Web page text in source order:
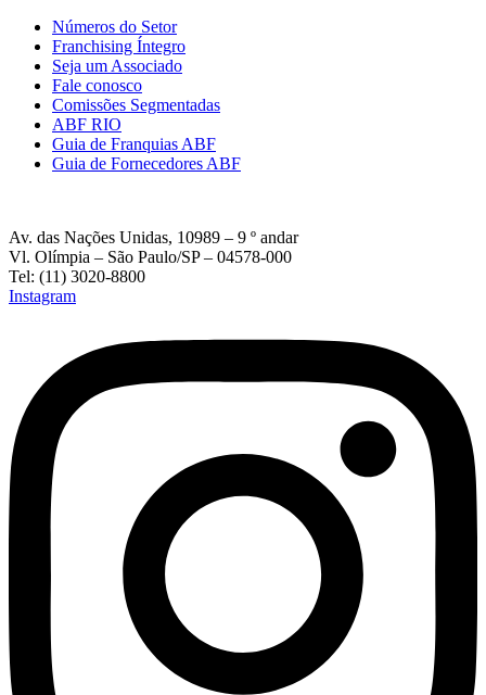
Números do Setor
Franchising Íntegro
Seja um Associado
Fale conosco
Comissões Segmentadas
ABF RIO
Guia de Franquias ABF
Guia de Fornecedores ABF
Av. das Nações Unidas, 10989 – 9 º andar
Vl. Olímpia – São Paulo/SP – 04578-000
Tel: (11) 3020-8800
Instagram